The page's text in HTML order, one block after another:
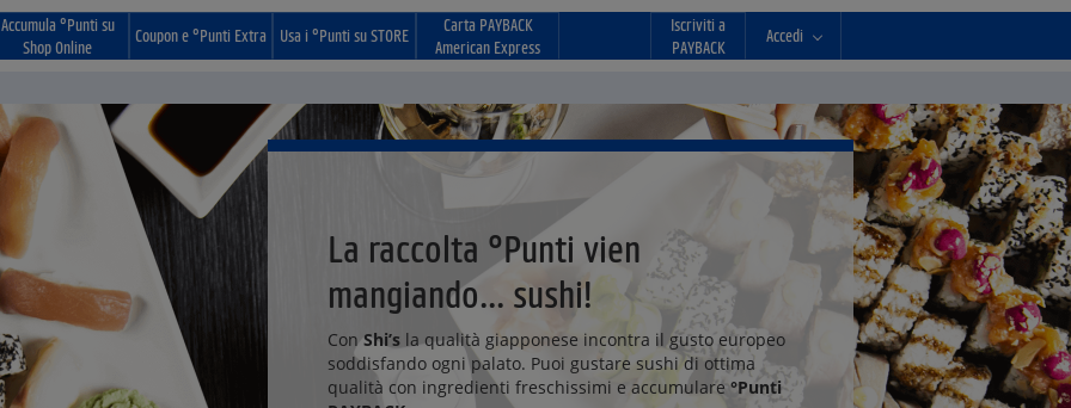
Accumula °Punti su
Shop Online
Coupon e °Punti Extra Usa i °Punti su STORE
Carta PAYBACK
American Express
Iscriviti a
PAYBACK
Accedi
La raccolta °Punti vien
mangiando... sushi!
Con Shi’s la qualità giapponese incontra il gusto europeo
soddisfando ogni palato. Puoi gustare sushi di ottima
qualità con ingredienti freschissimi e accumulare °Punti